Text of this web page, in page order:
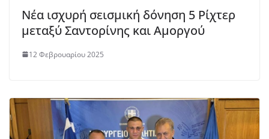
Νέα ισχυρή σεισμική δόνηση 5 Ρίχτερ
μεταξύ Σαντορίνης και Αμοργού
12 Φεβρουαρίου 2025